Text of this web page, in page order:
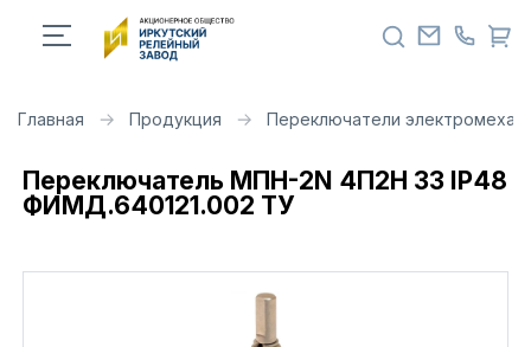
Главная Продукция Переключатели
Переключатель МПН-2N 4П2Н 33 IP48
ФИМД.640121.002 ТУ